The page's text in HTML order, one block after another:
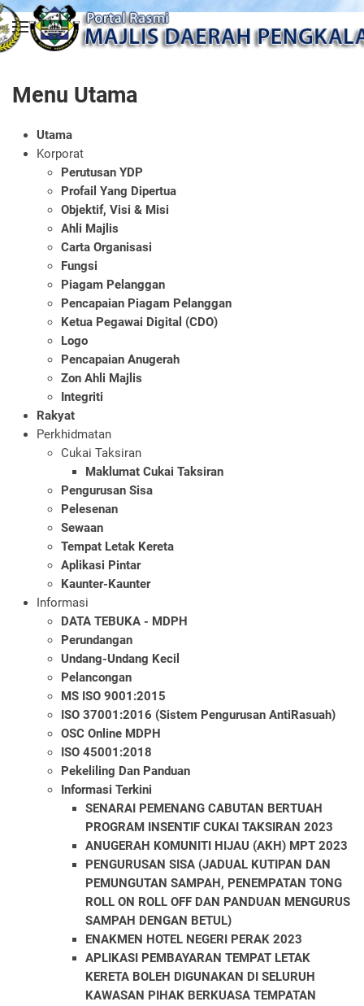
Skip to main content
Menu Utama
Utama
Korporat
Perutusan YDP
Profail Yang Dipertua
Objektif, Visi & Misi
Ahli Majlis
Carta Organisasi
Fungsi
Piagam Pelanggan
Pencapaian Piagam Pelanggan
Ketua Pegawai Digital (CDO)
Logo
Pencapaian Anugerah
Zon Ahli Majlis
Integriti
Rakyat
Perkhidmatan
Cukai Taksiran
Maklumat Cukai Taksiran
Pengurusan Sisa
Pelesenan
Sewaan
Tempat Letak Kereta
Aplikasi Pintar
Kaunter-Kaunter
Informasi
DATA TEBUKA - MDPH
Perundangan
Undang-Undang Kecil
Pelancongan
MS ISO 9001:2015
ISO 37001:2016 (Sistem Pengurusan AntiRasuah)
OSC Online MDPH
ISO 45001:2018
Pekeliling Dan Panduan
Informasi Terkini
SENARAI PEMENANG CABUTAN BERTUAH
PROGRAM INSENTIF CUKAI TAKSIRAN 2023
ANUGERAH KOMUNITI HIJAU (AKH) MPT 2023
PENGURUSAN SISA (JADUAL KUTIPAN DAN
PEMUNGUTAN SAMPAH, PENEMPATAN TONG
ROLL ON ROLL OFF DAN PANDUAN MENGURUS
SAMPAH DENGAN BETUL)
ENAKMEN HOTEL NEGERI PERAK 2023
APLIKASI PEMBAYARAN TEMPAT LETAK
KERETA BOLEH DIGUNAKAN DI SELURUH
KAWASAN PIHAK BERKUASA TEMPATAN